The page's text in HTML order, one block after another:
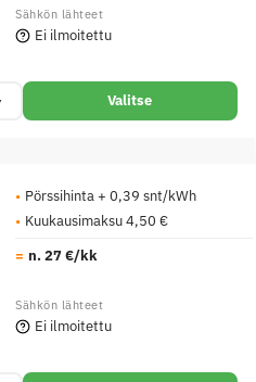
Ei ilmoitettu
Valitse
Pörssihinta + 0,39 snt/kWh
Kuukausimaksu 4,50 €
n. 27 €/kk
Ei ilmoitettu